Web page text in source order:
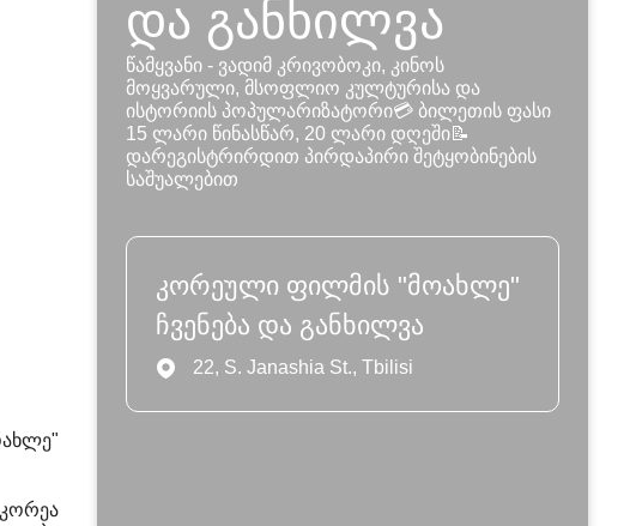
და განხილვა
წამყვანი - ვადიმ კრივობოკი, კინოს
მოყვარული, მსოფლიო კულტურისა და
ისტორიის პოპულარიზატორი💳 ბილეთის ფასი
15 ლარი წინასწარ, 20 ლარი დღეში📝
დარეგისტრირდით პირდაპირი შეტყობინების
საშუალებით
კორეული ფილმის "მოახლე"
ჩვენება და განხილვა
22, S. Janashia St., Tbilisi